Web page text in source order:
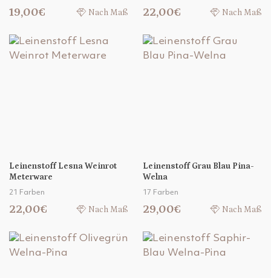
19,00€ Nach Maß 22,00€ Nach Maß
Leinenstoff Lesna Weinrot
Meterware
21 Farben
22,00€ Nach Maß
Leinenstoff Grau Blau Pina-
Welna
17 Farben
29,00€ Nach Maß